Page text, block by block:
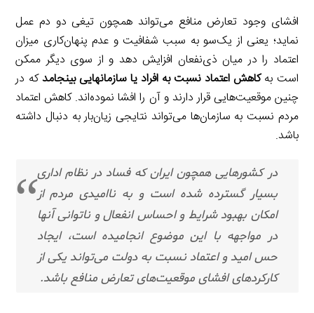
افشای وجود تعارض منافع می‌تواند همچون تیغی دو دم عمل
نماید؛ یعنی از یک‌سو به سبب شفافیت و عدم پنهان‌کاری میزان
اعتماد را در میان ذی‌نفعان افزایش دهد و از سوی دیگر ممکن
است بهکاهش اعتماد نسبت به افراد یا سازمان­هایی بینجامدکه در
چنین موقعیت‌هایی قرار دارند و آن را افشا نموده‌اند. کاهش اعتماد
مردم نسبت به سازمان‌ها می‌تواند نتایجی زیان‌بار به دنبال داشته
باشد.
در کشورهایی همچون ایران که فساد در نظام اداری
بسیار گسترده شده است و به ناامیدی مردم از
امکان بهبود شرایط و احساس انفعال و ناتوانی آنها
در مواجهه با این موضوع انجامیده است، ایجاد
حس امید و اعتماد نسبت به دولت می‌تواند یکی از
کارکردهای افشای موقعیت‌های تعارض منافع باشد.